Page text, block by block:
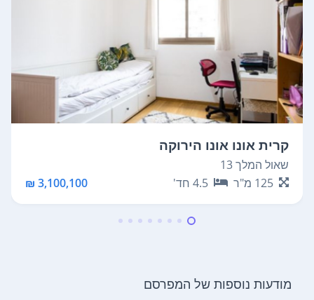
קרית אונו אונו הירוקה
שאול המלך 13
125 מ"ר 4.5 חד' 3,100,100 ₪
מודעות נוספות של המפרסם